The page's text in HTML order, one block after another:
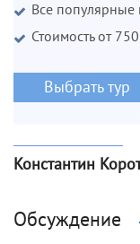
Все популярные
Стоимость от
Выбрать тур
Константин
Обсуждение